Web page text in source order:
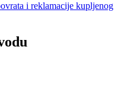
i reklamacije kupljenog